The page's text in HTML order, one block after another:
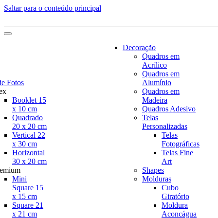
Saltar para o conteúdo principal
Fotos
Booklet 15
x 10 cm
Quadrado
20 x 20 cm
Vertical 22
x 30 cm
Horizontal
30 x 20 cm
Mini
Square 15
x 15 cm
Square 21
x 21 cm
Decoração
Quadros em
Acrílico
Quadros em
Alumínio
Quadros em
Madeira
Quadros Adesivo
Telas
Personalizadas
Telas
Fotográficas
Telas Fine
Art
Shapes
Molduras
Cubo
Giratório
Moldura
Aconcágua